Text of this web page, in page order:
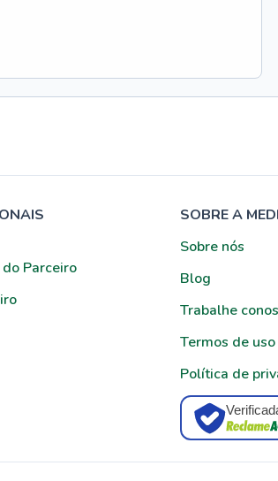
Parceiro
SOBRE A
Sobre nós
Blog
Trabalhe
Termos de uso
Política de